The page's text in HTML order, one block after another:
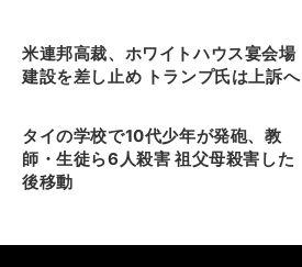
米連邦高裁、ホワイトハウス宴会場
建設を差し止め トランプ氏は上訴へ
タイの学校で10代少年が発砲、教
師・生徒ら6人殺害 祖父母殺害した
後移動